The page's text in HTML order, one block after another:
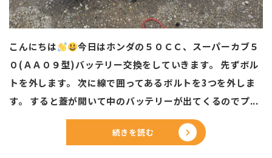
こんにちは
今日はホンダの５０ＣＣ、スーパーカブ５
０(ＡＡ０９型)バッテリー交換をしていきます。 先ずボル
トを外します。 次に線で囲ってあるボルトを3つを外しま
す。 すると蓋が開いて中のバッテリーが出てくるのでプ...
続きを読む